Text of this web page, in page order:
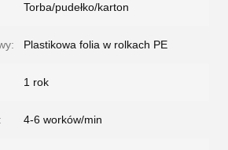
Torba/pudełko/karton
Plastikowa folia w rolkach PE
1 rok
4-6 worków/min